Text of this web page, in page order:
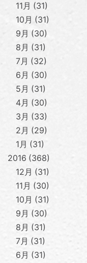
11月
31
10月
31
9月
30
8月
31
7月
32
6月
30
5月
31
4月
30
3月
33
2月
29
1月
31
2016 368
12月
31
11月
30
10月
31
9月
30
8月
31
7月
31
6月
31